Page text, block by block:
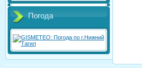
Погода